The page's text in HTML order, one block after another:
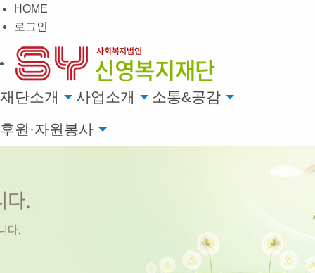
HOME
로그인
재단소개 사업소개
소통&공감
후원·자원봉사